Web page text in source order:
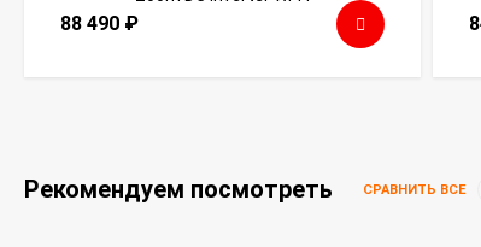
88 490 ₽
Рекомендуем посмотреть СРАВНИТЬ ВСЕ